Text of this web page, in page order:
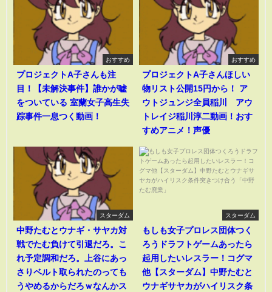
おすすめ
プロジェクトA子さんも注
目！【未解決事件】誰かが嘘
をついている 室蘭女子高生失
踪事件一息つく動画！
おすすめ
プロジェクトA子さんほしい
物リスト公開15円から！ ア
ウトジュンジ全員稲川 アウ
トレイジ稲川淳二動画！おす
すめアニメ！声優
スターダム
中野たむとウナギ・サヤカ対
戦でたむ負けて引退だろ。こ
れ予定調和だろ。上谷にあっ
さりベルト取られたのっても
うやめるからだろｗなんかス
スターダム
もしも女子プロレス団体つく
ろうドラフトゲームあったら
起用したいレスラー！コグマ
他【スターダム】中野たむと
ウナギサヤカがハイリスク条